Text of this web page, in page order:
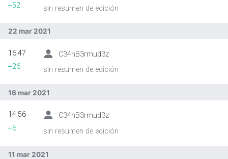
sin resumen de edición
+52
22 mar 2021
C34nB3rmud3z
sin resumen de edición
16:47
+26
16 mar 2021
C34nB3rmud3z
sin resumen de edición
14:56
+6
11 mar 2021